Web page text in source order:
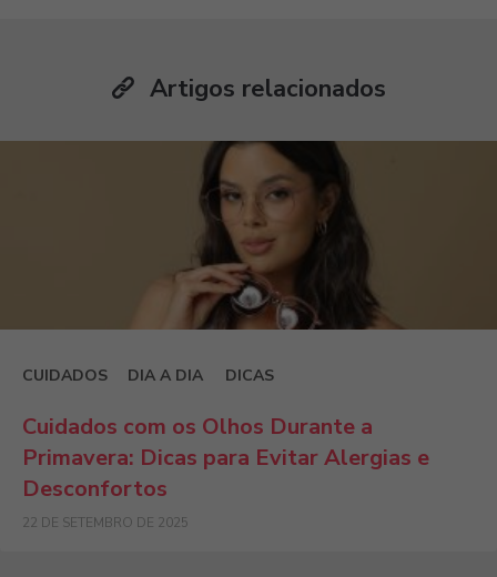
Artigos relacionados
CUIDADOS DIA A DIA DICAS
Cuidados com os Olhos Durante a
Primavera: Dicas para Evitar Alergias e
Desconfortos
22 DE SETEMBRO DE 2025